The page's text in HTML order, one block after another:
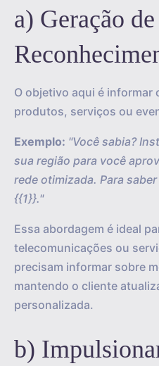
a) Geração de
O objetivo aqui é informar
produtos, serviços ou
Exemplo: "Você sabia?
sua região para você
rede otimizada. Para
{{1}}."
Essa abordagem é ideal
telecomunicações ou
precisam informar sobre
mantendo o cliente
personalizada.
b)